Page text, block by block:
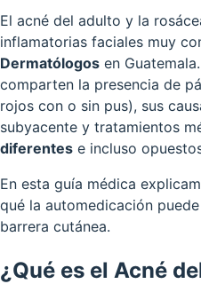
El acné del adulto y la
inflamatorias faciales muy
Dermatólogos en
comparten la presencia de
rojos con o sin pus), sus
subyacente y tratamientos
diferentes e incluso
En esta guía médica
qué la automedicación
barrera cutánea.
¿Qué es el Acné